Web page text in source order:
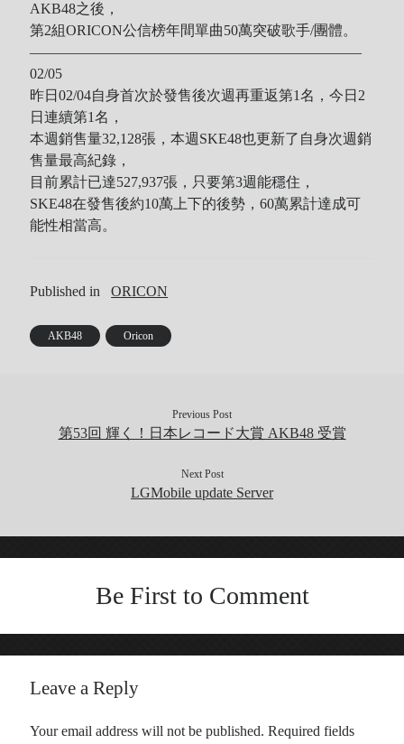
AKB48之後，
第2組ORICON公信榜年間單曲50萬突破歌手/團體。
———————————————————————
02/05
昨日02/04自身首次於發售後次週再重返第1名，今日2
日連續第1名，
本週銷售量32,128張，本週SKE48也更新了自身次週銷
售量最高紀錄，
目前累計已達527,937張，只要第3週能穩住，
SKE48在發售後約10萬上下的後勢，60萬累計達成可
能性相當高。
Published in ORICON
AKB48 Oricon
Previous Post
第53回 輝く！日本レコード大賞 AKB48 受賞
Next Post
LGMobile update Server
Be First to Comment
Leave a Reply
Your email address will not be published. Required fields